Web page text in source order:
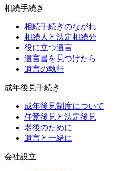
相続手続き
相続手続きのながれ
相続人と法定相続分
役に立つ遺言
遺言書を見つけたら
遺言の執行
成年後見手続き
成年後見制度について
任意後見と法定後見
老後のために
遺言と一緒に
会社設立